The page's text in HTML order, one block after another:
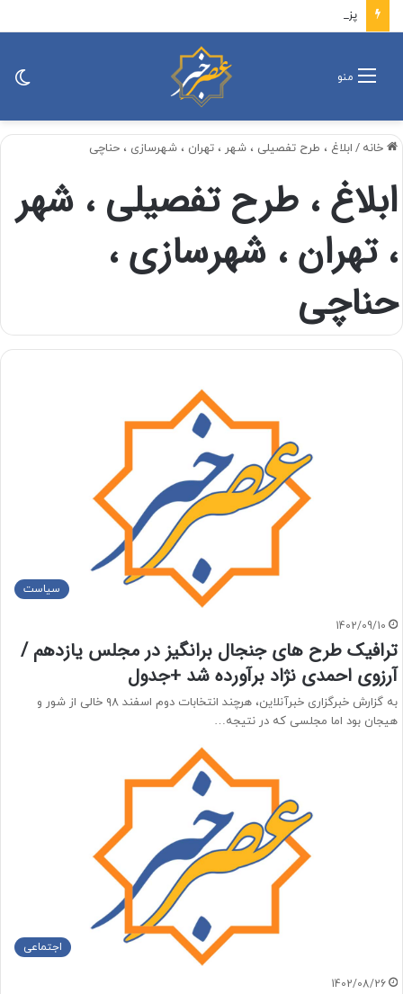
منو
خانه / ابلاغ ، طرح تفصیلی ، شهر ، تهران ، شهرسازی ، حناچی
ابلاغ ، طرح تفصیلی ، شهر
، تهران ، شهرسازی ،
حناچی
سیاست
1402/09/10
ترافیک طرح های جنجال برانگیز در مجلس یازدهم /
آرزوی احمدی نژاد برآورده شد +جدول
به گزارش خبرگزاری خبرآنلاین، هرچند انتخابات دوم اسفند ۹۸ خالی از شور و
هیجان بود اما مجلسی که در نتیجه…
اجتماعی
1402/08/26